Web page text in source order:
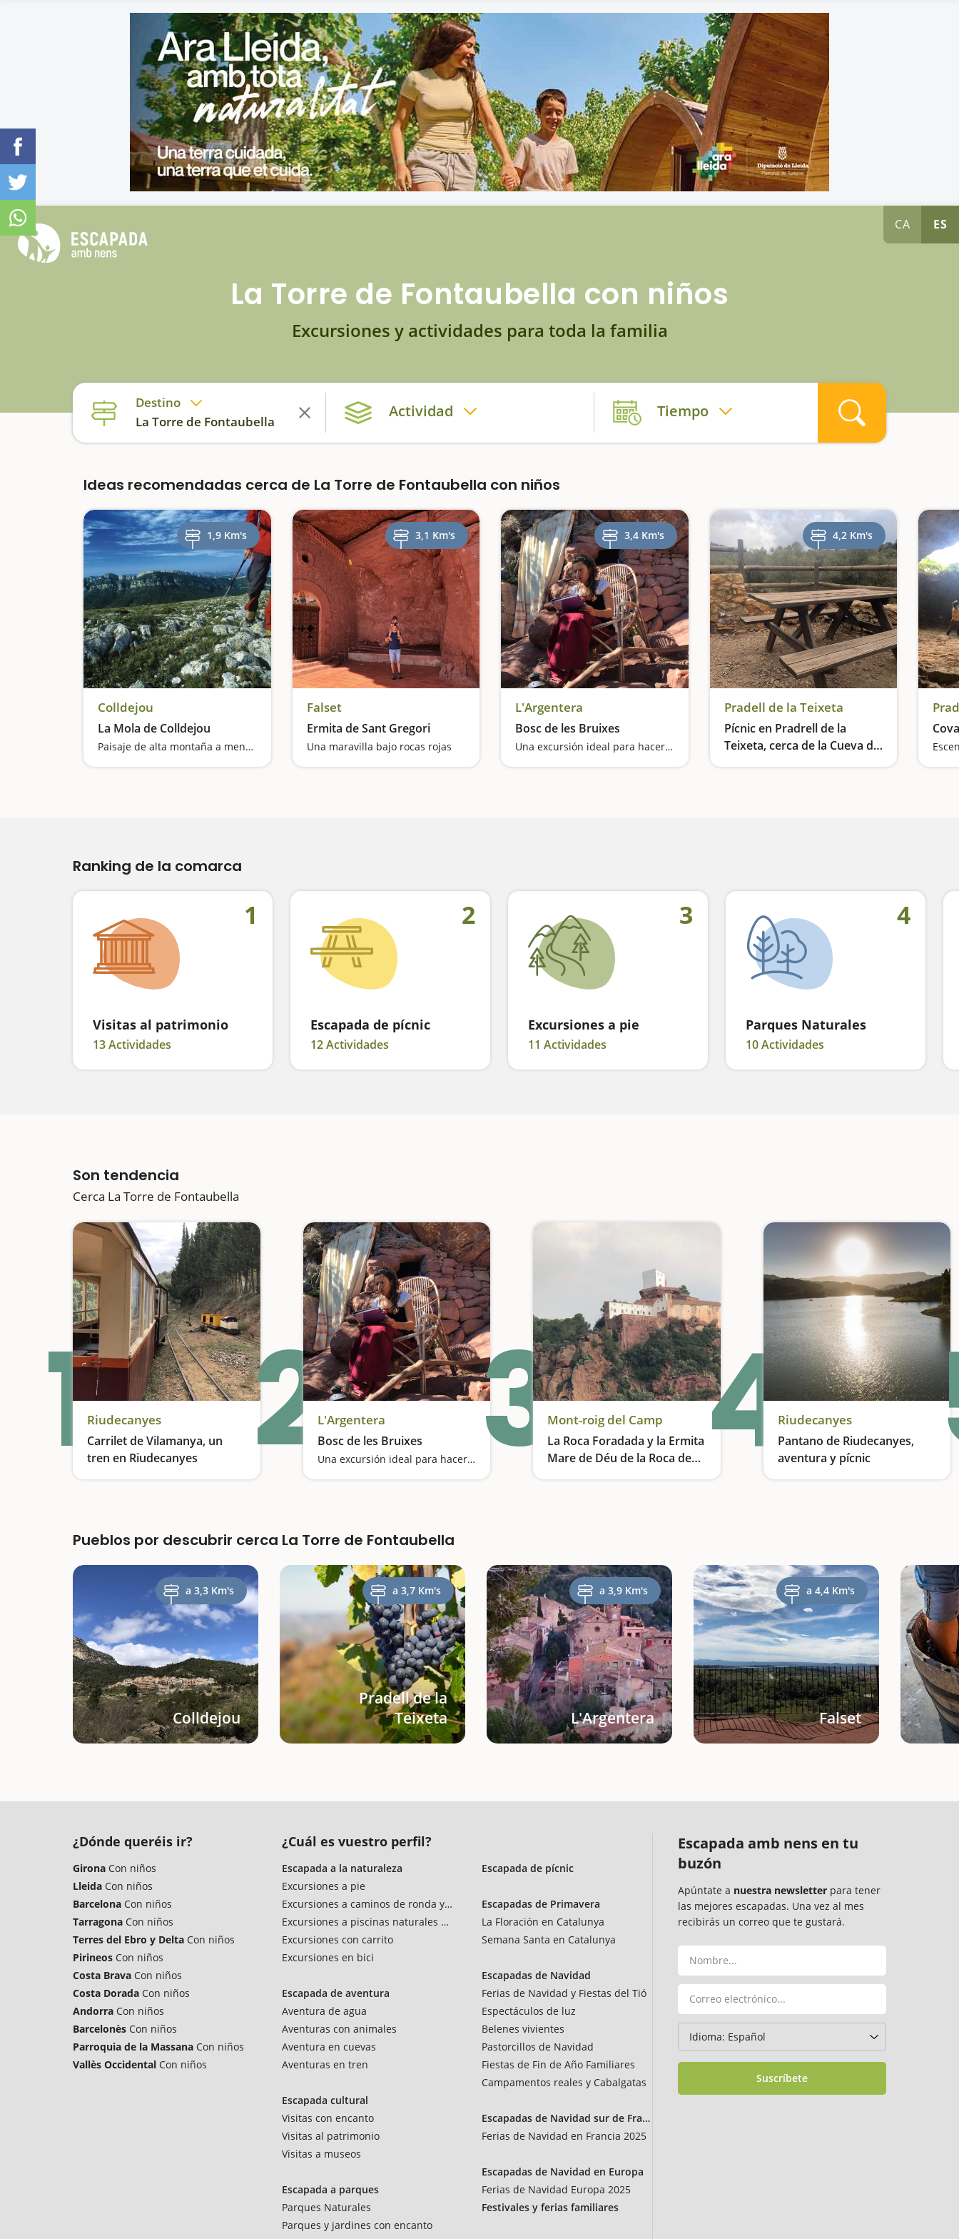
CA ES
La Torre de Fontaubella con niños
Excursiones y actividades para toda la familia
Destino
La Torre de Fontaubella
Actividad Tiempo
Ideas recomendadas cerca de La Torre de Fontaubella con niños
1,9 Km's
Colldejou
La Mola de Colldejou
Paisaje de alta montaña a menos de mil metros
3,1 Km's
Falset
Ermita de Sant Gregori
Una maravilla bajo rocas rojas
3,4 Km's
L'Argentera
Bosc de les Bruixes
Una excursión ideal para hacer con niños y llena de sorpresas
4,2 Km's
Pradell de la Teixeta
Pícnic en Pradrell de la
Teixeta, cerca de la Cueva del
Tres mesas y barbacoa
Ranking de la comarca
1
Visitas al patrimonio
13 Actividades
2
Escapada de pícnic
12 Actividades
3
Excursiones a pie
11 Actividades
4
Parques Naturales
10 Actividades
Son tendencia
Cerca La Torre de Fontaubella
1Riudecanyes
Carrilet de Vilamanya, un
tren en Riudecanyes
Un tren en medio de la naturaleza 2L'Argentera
Bosc de les Bruixes
Una excursión ideal para hacer con niños y llena de sorpresas 3Mont-roig del Camp
La Roca Foradada y la Ermita
Mare de Déu de la Roca de
Los paisajes que inspiraron a Joan Miró 4Riudecanyes
Pantano de Riudecanyes,
aventura y pícnic
Un pantano con vistas al mar y zona de picnic
Pueblos por descubrir cerca La Torre de Fontaubella
a 3,3 Km's
Colldejou
a 3,7 Km's
Pradell de la
Teixeta
a 3,9 Km's
L'Argentera
a 4,4 Km's
Falset
¿Dónde queréis ir?
Girona Con niños
Lleida Con niños
Barcelona Con niños
Tarragona Con niños
Terres del Ebro y Delta Con niños
Pirineos Con niños
Costa Brava Con niños
Costa Dorada Con niños
Andorra Con niños
Barcelonès Con niños
Parroquia de la Massana Con niños
Vallès Occidental Con niños
¿Cuál es vuestro perfil?
Escapada a la naturaleza
Excursiones a pie
Excursiones a caminos de ronda y vías verdes
Excursiones a piscinas naturales y rios
Excursiones con carrito
Excursiones en bici
Escapada de aventura
Aventura de agua
Aventuras con animales
Aventura en cuevas
Aventuras en tren
Escapada cultural
Visitas con encanto
Visitas al patrimonio
Visitas a museos
Escapada a parques
Parques Naturales
Parques y jardines con encanto
Escapada de pícnic
Escapadas de Primavera
La Floración en Catalunya
Semana Santa en Catalunya
Escapadas de Navidad
Ferias de Navidad y Fiestas del Tió
Espectáculos de luz
Belenes vivientes
Pastorcillos de Navidad
Fiestas de Fin de Año Familiares
Campamentos reales y Cabalgatas
Escapadas de Navidad sur de Francia
Ferias de Navidad en Francia 2025
Escapadas de Navidad en Europa
Ferias de Navidad Europa 2025
Festivales y ferias familiares
Escapada amb nens en tu
buzón
Apúntate a nuestra newsletter para tener
las mejores escapadas. Una vez al mes
recibirás un correo que te gustará.
Suscríbete